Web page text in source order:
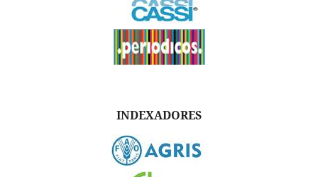
INDEXADORES